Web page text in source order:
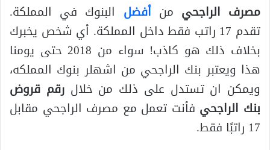
مصرف الراجحي منأفضل البنوك في المملكة.
تقدم 17 راتب فقط داخل المملكة. أي شخص يخبرك
بخلاف ذلك هو كاذب! سواء من 2018 حتى يومنا
هذا ويعتبر بنك الراجحي من اشهلر بنوك المملكه،
ويمكن ان تستدل على ذلك من خلالرقم قروض
بنك الراجحي فأنت تعمل مع مصرف الراجحي مقابل
17 راتبًا فقط.